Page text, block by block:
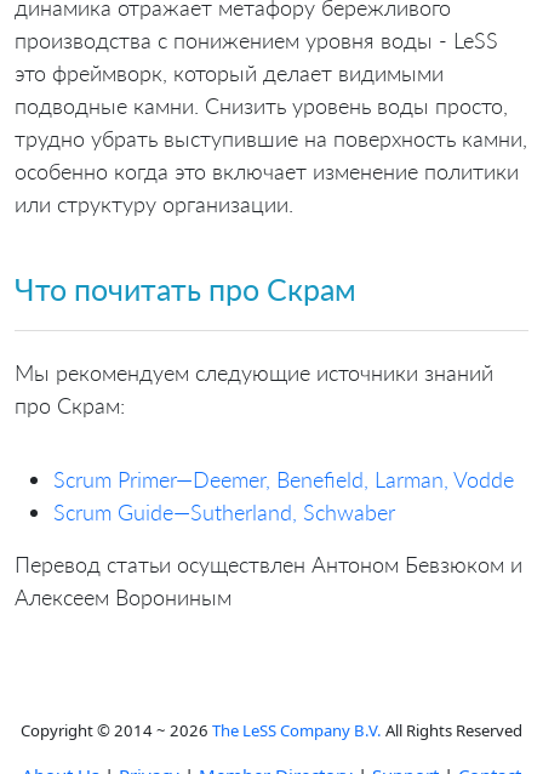
динамика отражает метафору бережливого
производства с понижением уровня воды - LeSS
это фреймворк, который делает видимыми
подводные камни. Снизить уровень воды просто,
трудно убрать выступившие на поверхность камни,
особенно когда это включает изменение политики
или структуру организации.
Что почитать про Скрам
Мы рекомендуем следующие источники знаний
про Скрам:
Scrum Primer—Deemer, Benefield, Larman, Vodde
Scrum Guide—Sutherland, Schwaber
Перевод статьи осуществлен Антоном Бевзюком и
Алексеем Ворониным
Copyright © 2014 ~ 2026 The LeSS Company B.V. All Rights Reserved